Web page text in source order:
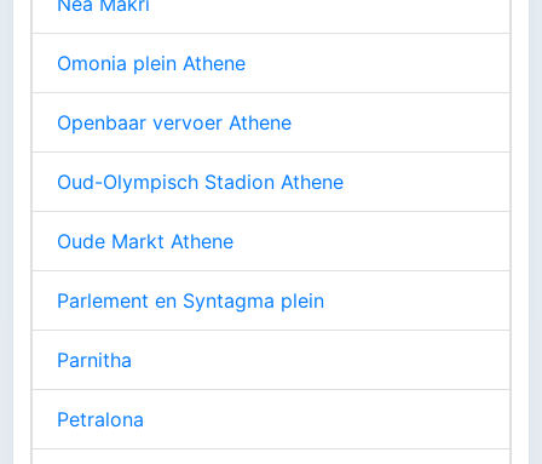
Omonia plein Athene
Openbaar vervoer Athene
Oud-Olympisch Stadion Athene
Oude Markt Athene
Parlement en Syntagma plein
Parnitha
Petralona